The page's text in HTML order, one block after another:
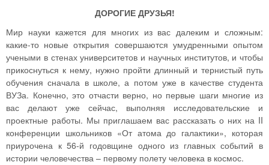
ДОРОГИЕ ДРУЗЬЯ!
Мир науки кажется для многих из вас далеким и сложным:
какие-то новые открытия совершаются умудренными опытом
учеными в стенах университетов и научных институтов, и чтобы
прикоснуться к нему, нужно пройти длинный и тернистый путь
обучения сначала в школе, а потом уже в качестве студента
ВУЗа. Конечно, это отчасти верно, но первые шаги многие из
вас делают уже сейчас, выполняя исследовательские и
проектные работы. Мы приглашаем вас рассказать о них на II
конференции школьников «От атома до галактики», которая
приурочена к 56-й годовщине одного из главных событий в
истории человечества – первому полету человека в космос.